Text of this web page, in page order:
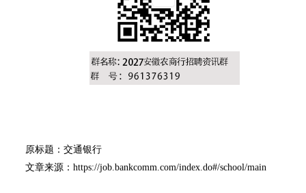
原标题：交通银行
文章来源：https://job.bankcomm.com/index.do#/school/main